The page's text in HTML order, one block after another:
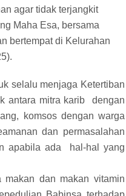
agar tidak terjangkit
Maha Esa, bersama
bertempat di Kelurahan
selalu menjaga Ketertiban
antara mitra karib dengan
komsos dengan warga
dan permasalahan
apabila ada hal-hal yang
makan dan makan vitamin